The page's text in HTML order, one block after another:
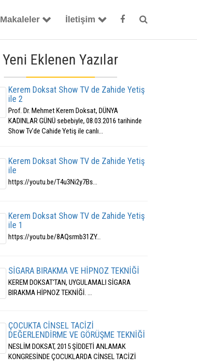
Makaleler İletişim
Yeni Eklenen Yazılar
Kerem Doksat Show TV de Zahide Yetiş
ile 2
Prof. Dr. Mehmet Kerem Doksat, DÜNYA
KADINLAR GÜNÜ sebebiyle, 08.03.2016 tarihinde
Show Tv'de Cahide Yetiş ile canlı...
Kerem Doksat Show TV de Zahide Yetiş
ile
https://youtu.be/T4u3Ni2y7Bs...
Kerem Doksat Show TV de Zahide Yetiş
ile 1
https://youtu.be/8AQsrmb31ZY...
SİGARA BIRAKMA VE HİPNOZ TEKNİĞİ
KEREM DOKSAT'TAN, UYGULAMALI SİGARA
BIRAKMA HİPNOZ TEKNİĞİ. ...
ÇOCUKTA CİNSEL TACİZİ
DEĞERLENDİRME VE GÖRÜŞME TEKNİĞİ
NESLİM DOKSAT, 2015 ŞİDDETİ ANLAMAK
KONGRESİNDE ÇOCUKLARDA CİNSEL TACİZİ